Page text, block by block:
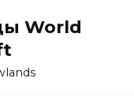
World